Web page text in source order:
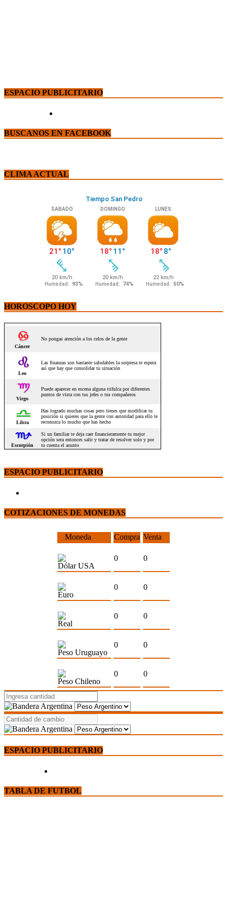
ESPACIO PUBLICITARIO
BUSCANOS EN FACEBOOK
CLIMA ACTUAL
HOROSCOPO HOY
ESPACIO PUBLICITARIO
COTIZACIONES DE MONEDAS
Moneda Compra Venta
Dólar USA
0 0
Euro
0 0
Real
0 0
Peso Uruguayo
0 0
Peso Chileno
0 0
ESPACIO PUBLICITARIO
TABLA DE FUTBOL